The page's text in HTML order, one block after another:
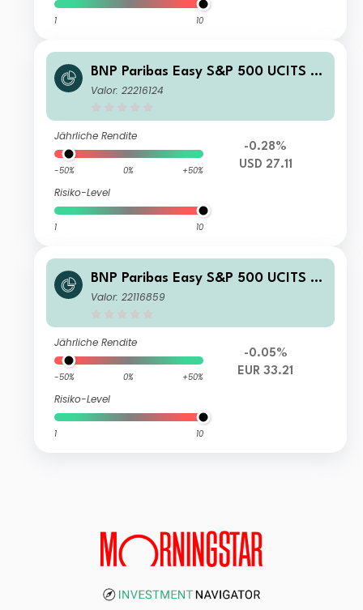
1 10
BNP Paribas Easy S&P 500 UCITS E
TF USD C/D
Valor: 22216124
Jährliche Rendite
-50% 0% +50%
Risiko-Level
1 10
-0.28%
USD 27.11
BNP Paribas Easy S&P 500 UCITS E
TF EUR C
Valor: 22116859
Jährliche Rendite
-50% 0% +50%
Risiko-Level
1 10
-0.05%
EUR 33.21